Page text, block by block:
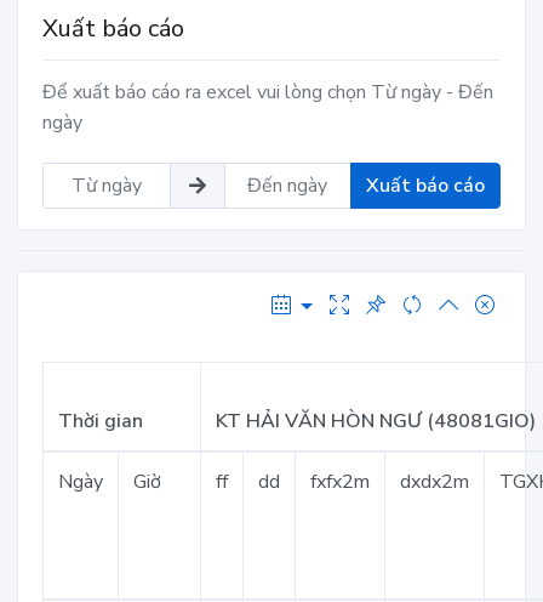
Xuất báo cáo
Để xuất báo cáo ra excel vui lòng chọn Từ ngày - Đến
ngày
Xuất báo cáo
Thời gian KT HẢI VĂN HÒN NGƯ (48081GIO)
Ngày Giờ ff dd fxfx2m dxdx2m